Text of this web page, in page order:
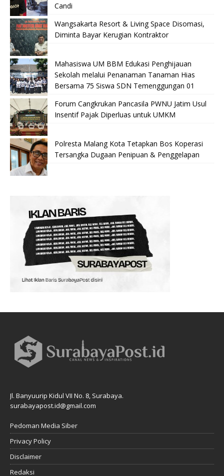
Candi
Wangsakarta Resort & Living Space Disomasi,
Diminta Bayar Kerugian Kontraktor
Mahasiswa UM BBM Edukasi Penghijauan
Sekolah melalui Penanaman Tanaman Hias
Bersama 75 Siswa SDN Temenggungan 01
Forum Cangkrukan Pancasila PWNU Jatim Usul
Insentif Pajak Diperluas untuk UMKM
Polresta Malang Kota Tetapkan Bos Koperasi
Tersangka Dugaan Penipuan & Penggelapan
Jl. Banyuurip Kidul VII No. 8, Surabaya.
surabayapost.id@gmail.com
Pedoman Media Siber
Privacy Policy
Disclaimer
Redaksi